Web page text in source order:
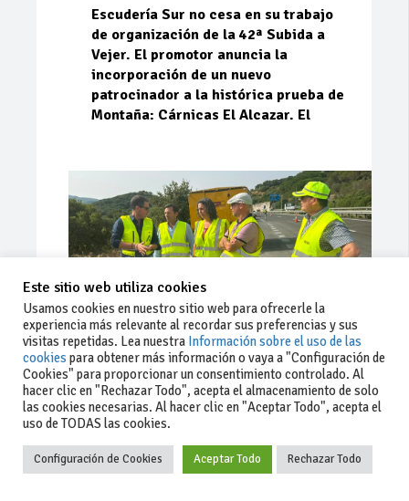
Escudería Sur no cesa en su trabajo
de organización de la 42ª Subida a
Vejer. El promotor anuncia la
incorporación de un nuevo
patrocinador a la histórica prueba de
Montaña: Cárnicas El Alcazar. El
Ago 03, 2026 81 0 0
La Junta implementa mejoras en la
A381 por Los Barrios
Este sitio web utiliza cookies
Usamos cookies en nuestro sitio web para ofrecerle la
experiencia más relevante al recordar sus preferencias y sus
visitas repetidas. Lea nuestra Información sobre el uso de las
cookies para obtener más información o vaya a "Configuración de
Cookies" para proporcionar un consentimiento controlado. Al
hacer clic en "Rechazar Todo", acepta el almacenamiento de solo
las cookies necesarias. Al hacer clic en "Aceptar Todo", acepta el
uso de TODAS las cookies.
Configuración de Cookies Aceptar Todo Rechazar Todo